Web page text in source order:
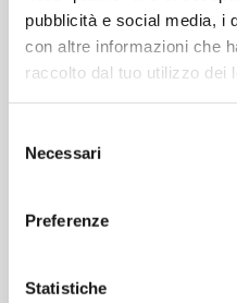
pubblicità e social media, i
con altre informazioni che
raccolto dal tuo utilizzo dei
delNecessari
Preferenze
Statistiche
Serratura